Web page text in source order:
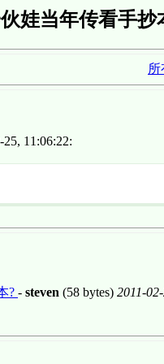
娃当年传看手抄
11:06:22:
? - steven (58 bytes) 2011-